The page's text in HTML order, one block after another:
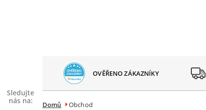
Sledujte
nás na:
OVĚŘENO ZÁKAZNÍKY
Domů Obchod